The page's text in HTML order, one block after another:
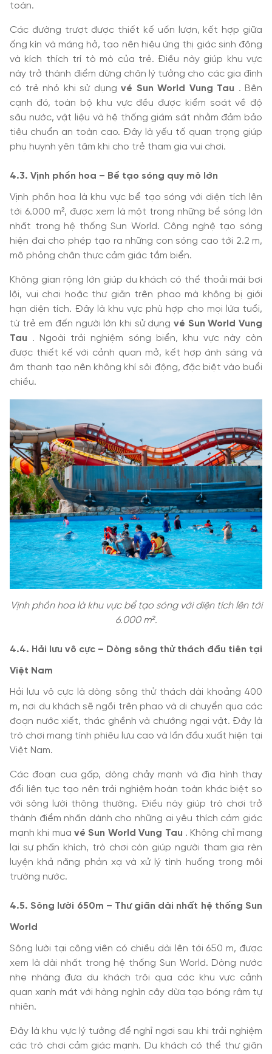
toàn.
Các đường trượt được thiết kế uốn lượn, kết hợp giữa
ống kín và máng hở, tạo nên hiệu ứng thị giác sinh động
và kích thích trí tò mò của trẻ. Điều này giúp khu vực
này trở thành điểm dừng chân lý tưởng cho các gia đình
có trẻ nhỏ khi sử dụng vé Sun World Vung Tau . Bên
cạnh đó, toàn bộ khu vực đều được kiểm soát về độ
sâu nước, vật liệu và hệ thống giám sát nhằm đảm bảo
tiêu chuẩn an toàn cao. Đây là yếu tố quan trọng giúp
phụ huynh yên tâm khi cho trẻ tham gia vui chơi.
4.3. Vịnh phồn hoa – Bể tạo sóng quy mô lớn
Vịnh phồn hoa là khu vực bể tạo sóng với diện tích lên
tới 6.000 m², được xem là một trong những bể sóng lớn
nhất trong hệ thống Sun World. Công nghệ tạo sóng
hiện đại cho phép tạo ra những con sóng cao tới 2.2 m,
mô phỏng chân thực cảm giác tắm biển.
Không gian rộng lớn giúp du khách có thể thoải mái bơi
lội, vui chơi hoặc thư giãn trên phao mà không bị giới
hạn diện tích. Đây là khu vực phù hợp cho mọi lứa tuổi,
từ trẻ em đến người lớn khi sử dụng vé Sun World Vung
Tau . Ngoài trải nghiệm sóng biển, khu vực này còn
được thiết kế với cảnh quan mở, kết hợp ánh sáng và
âm thanh tạo nên không khí sôi động, đặc biệt vào buổi
chiều.
Vịnh phồn hoa là khu vực bể tạo sóng với diện tích lên tới
6.000 m².
4.4. Hải lưu vô cực – Dòng sông thử thách đầu tiên tại
Việt Nam
Hải lưu vô cực là dòng sông thử thách dài khoảng 400
m, nơi du khách sẽ ngồi trên phao và di chuyển qua các
đoạn nước xiết, thác ghềnh và chướng ngại vật. Đây là
trò chơi mang tính phiêu lưu cao và lần đầu xuất hiện tại
Việt Nam.
Các đoạn cua gấp, dòng chảy mạnh và địa hình thay
đổi liên tục tạo nên trải nghiệm hoàn toàn khác biệt so
với sông lười thông thường. Điều này giúp trò chơi trở
thành điểm nhấn dành cho những ai yêu thích cảm giác
mạnh khi muavé Sun World Vung Tau . Không chỉ mang
lại sự phấn khích, trò chơi còn giúp người tham gia rèn
luyện khả năng phản xạ và xử lý tình huống trong môi
trường nước.
4.5. Sông lười 650m – Thư giãn dài nhất hệ thống Sun
World
Sông lười tại công viên có chiều dài lên tới 650 m, được
xem là dài nhất trong hệ thống Sun World. Dòng nước
nhẹ nhàng đưa du khách trôi qua các khu vực cảnh
quan xanh mát với hàng nghìn cây dừa tạo bóng râm tự
nhiên.
Đây là khu vực lý tưởng để nghỉ ngơi sau khi trải nghiệm
các trò chơi cảm giác mạnh. Du khách có thể thư giãn